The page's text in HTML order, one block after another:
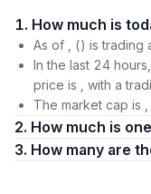
1. How
As of , () is trading
In the last 24
price is , with a
The market cap is
2. How much is
3. How